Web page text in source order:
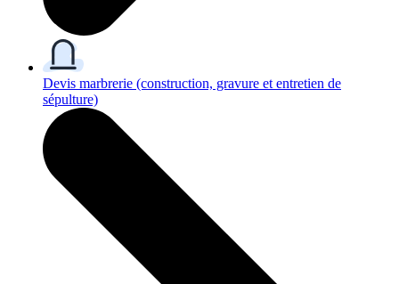
Devis marbrerie (construction, gravure et entretien de
sépulture)